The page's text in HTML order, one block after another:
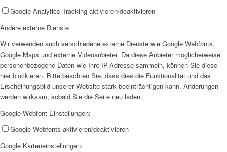
Google Analytics Tracking aktivieren/deaktivieren
Andere externe Dienste
Wir verwenden auch verschiedene externe Dienste wie Google Webfonts,
Google Maps und externe Videoanbieter. Da diese Anbieter möglicherweise
personenbezogene Daten wie Ihre IP-Adresse sammeln, können Sie diese
hier blockieren. Bitte beachten Sie, dass dies die Funktionalität und das
Erscheinungsbild unserer Website stark beeinträchtigen kann. Änderungen
werden wirksam, sobald Sie die Seite neu laden.
Google Webfont-Einstellungen:
Google Webfonts aktivieren/deaktivieren
Google Karteneinstellungen: